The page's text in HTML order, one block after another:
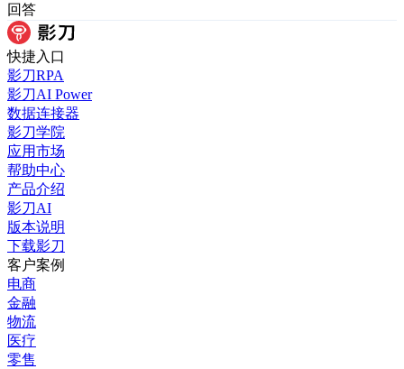
回答
快捷入口
影刀RPA
影刀AI Power
数据连接器
影刀学院
应用市场
帮助中心
产品介绍
影刀AI
版本说明
下载影刀
客户案例
电商
金融
物流
医疗
零售